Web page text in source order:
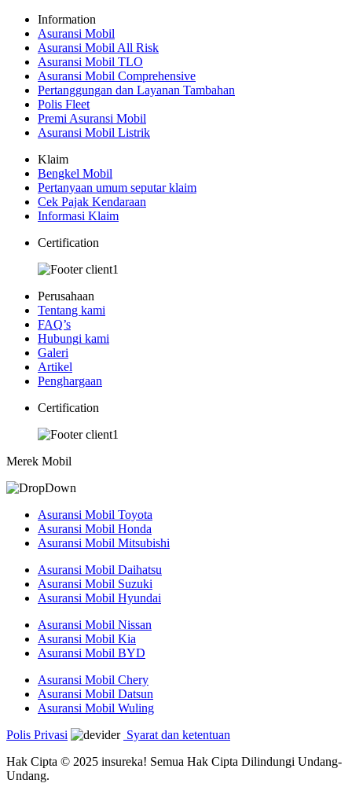
Information
Asuransi Mobil
Asuransi Mobil All Risk
Asuransi Mobil TLO
Asuransi Mobil Comprehensive
Pertanggungan dan Layanan Tambahan
Polis Fleet
Premi Asuransi Mobil
Asuransi Mobil Listrik
Klaim
Bengkel Mobil
Pertanyaan umum seputar klaim
Cek Pajak Kendaraan
Informasi Klaim
Certification
Perusahaan
Tentang kami
FAQ’s
Hubungi kami
Galeri
Artikel
Penghargaan
Certification
Merek Mobil
Asuransi Mobil Toyota
Asuransi Mobil Honda
Asuransi Mobil Mitsubishi
Asuransi Mobil Daihatsu
Asuransi Mobil Suzuki
Asuransi Mobil Hyundai
Asuransi Mobil Nissan
Asuransi Mobil Kia
Asuransi Mobil BYD
Asuransi Mobil Chery
Asuransi Mobil Datsun
Asuransi Mobil Wuling
Polis Privasi
Syarat dan ketentuan
Hak Cipta © 2025 insureka! Semua Hak Cipta Dilindungi Undang-
Undang.